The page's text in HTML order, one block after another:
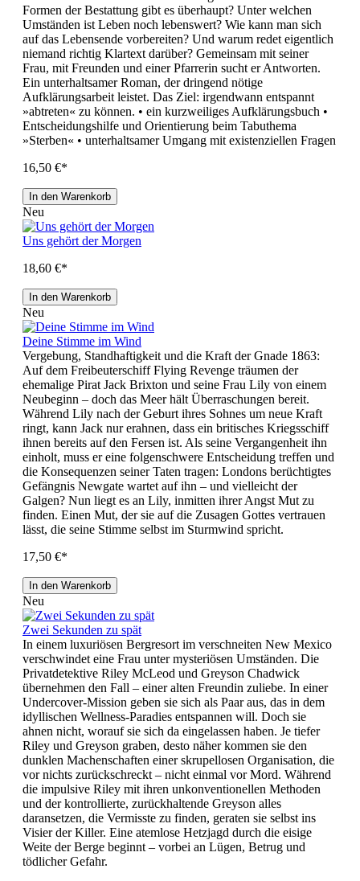
Formen der Bestattung gibt es überhaupt? Unter welchen
Umständen ist Leben noch lebenswert? Wie kann man sich
auf das Lebensende vorbereiten? Und warum redet eigentlich
niemand richtig Klartext darüber? Gemeinsam mit seiner
Frau, mit Freunden und einer Pfarrerin sucht er Antworten.
Ein unterhaltsamer Roman, der dringend nötige
Aufklärungsarbeit leistet. Das Ziel: irgendwann entspannt
»abtreten« zu können. • ein kurzweiliges Aufklärungsbuch •
Entscheidungshilfe und Orientierung beim Tabuthema
»Sterben« • unterhaltsamer Umgang mit existenziellen Fragen
16,50 €*
In den Warenkorb
Neu
Uns gehört der Morgen
18,60 €*
In den Warenkorb
Neu
Deine Stimme im Wind
Vergebung, Standhaftigkeit und die Kraft der Gnade 1863:
Auf dem Freibeuterschiff Flying Revenge träumen der
ehemalige Pirat Jack Brixton und seine Frau Lily von einem
Neubeginn – doch das Meer hält Überraschungen bereit.
Während Lily nach der Geburt ihres Sohnes um neue Kraft
ringt, kann Jack nur erahnen, dass ein britisches Kriegsschiff
ihnen bereits auf den Fersen ist. Als seine Vergangenheit ihn
einholt, muss er eine folgenschwere Entscheidung treffen und
die Konsequenzen seiner Taten tragen: Londons berüchtigtes
Gefängnis Newgate wartet auf ihn – und vielleicht der
Galgen? Nun liegt es an Lily, inmitten ihrer Angst Mut zu
finden. Einen Mut, der sie auf die Zusagen Gottes vertrauen
lässt, die seine Stimme selbst im Sturmwind spricht.
17,50 €*
In den Warenkorb
Neu
Zwei Sekunden zu spät
In einem luxuriösen Bergresort im verschneiten New Mexico
verschwindet eine Frau unter mysteriösen Umständen. Die
Privatdetektive Riley McLeod und Greyson Chadwick
übernehmen den Fall – einer alten Freundin zuliebe. In einer
Undercover-Mission geben sie sich als Paar aus, das in dem
idyllischen Wellness-Paradies entspannen will. Doch sie
ahnen nicht, worauf sie sich da eingelassen haben. Je tiefer
Riley und Greyson graben, desto näher kommen sie den
dunklen Machenschaften einer skrupellosen Organisation, die
vor nichts zurückschreckt – nicht einmal vor Mord. Während
die impulsive Riley mit ihren unkonventionellen Methoden
und der kontrollierte, zurückhaltende Greyson alles
daransetzen, die Vermisste zu finden, geraten sie selbst ins
Visier der Killer. Eine atemlose Hetzjagd durch die eisige
Weite der Berge beginnt – vorbei an Lügen, Betrug und
tödlicher Gefahr.